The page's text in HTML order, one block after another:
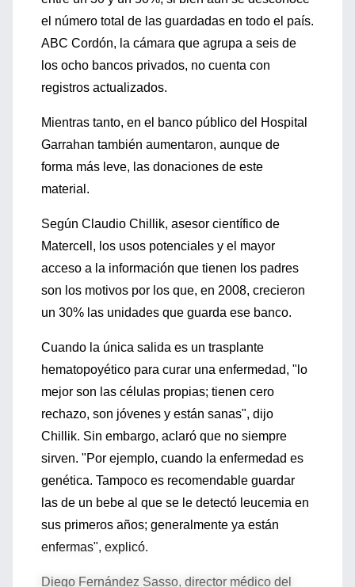
el número total de las guardadas en todo el país.
ABC Cordón, la cámara que agrupa a seis de
los ocho bancos privados, no cuenta con
registros actualizados.
Mientras tanto, en el banco público del Hospital
Garrahan también aumentaron, aunque de
forma más leve, las donaciones de este
material.
Según Claudio Chillik, asesor científico de
Matercell, los usos potenciales y el mayor
acceso a la información que tienen los padres
son los motivos por los que, en 2008, crecieron
un 30% las unidades que guarda ese banco.
Cuando la única salida es un trasplante
hematopoyético para curar una enfermedad, "lo
mejor son las células propias; tienen cero
rechazo, son jóvenes y están sanas", dijo
Chillik. Sin embargo, aclaró que no siempre
sirven. "Por ejemplo, cuando la enfermedad es
genética. Tampoco es recomendable guardar
las de un bebe al que se le detectó leucemia en
sus primeros años; generalmente ya están
enfermas", explicó.
Diego Fernández Sasso, director médico del